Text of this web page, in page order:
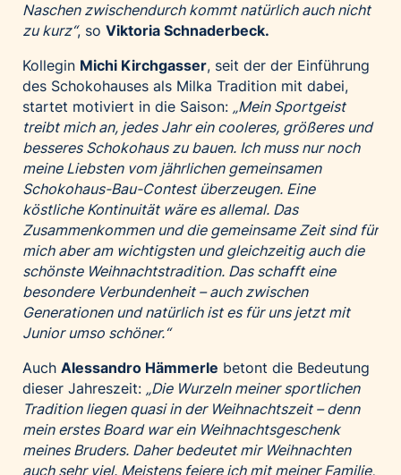
Naschen zwischendurch kommt natürlich auch nicht
zu kurz“, so Viktoria Schnaderbeck.
Kollegin Michi Kirchgasser, seit der der Einführung
des Schokohauses als Milka Tradition mit dabei,
startet motiviert in die Saison: „Mein Sportgeist
treibt mich an, jedes Jahr ein cooleres, größeres und
besseres Schokohaus zu bauen. Ich muss nur noch
meine Liebsten vom jährlichen gemeinsamen
Schokohaus-Bau-Contest überzeugen. Eine
köstliche Kontinuität wäre es allemal. Das
Zusammenkommen und die gemeinsame Zeit sind für
mich aber am wichtigsten und gleichzeitig auch die
schönste Weihnachtstradition. Das schafft eine
besondere Verbundenheit – auch zwischen
Generationen und natürlich ist es für uns jetzt mit
Junior umso schöner.“
Auch Alessandro Hämmerle betont die Bedeutung
dieser Jahreszeit: „Die Wurzeln meiner sportlichen
Tradition liegen quasi in der Weihnachtszeit – denn
mein erstes Board war ein Weihnachtsgeschenk
meines Bruders. Daher bedeutet mir Weihnachten
auch sehr viel. Meistens feiere ich mit meiner Familie,